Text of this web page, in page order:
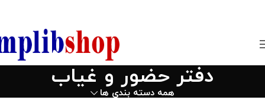
دفتر حضور و غیاب
همه دسته بندی ها